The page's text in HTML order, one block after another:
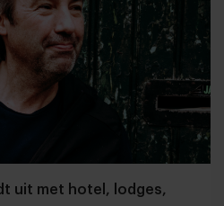
uit met hotel, lodges,